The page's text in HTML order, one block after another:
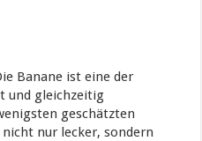
Banane ist eine der
und gleichzeitig
geschätzten
nur lecker, sondern